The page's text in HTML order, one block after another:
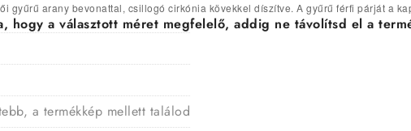
gyűrű arany bevonattal, csillogó cirkónia kövekkel díszítve. A gyűrű férfi párját a
hogy a választott méret megfelelő, addig ne távolítsd el a
a termékkép mellett találod